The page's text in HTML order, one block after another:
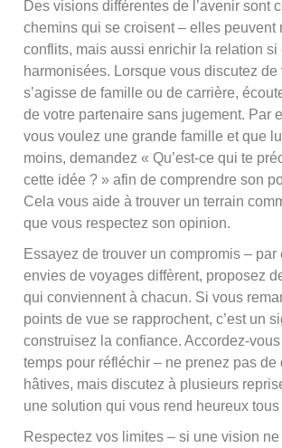
Des visions différentes de l’avenir sont
chemins qui se croisent – elles peuvent
conflits, mais aussi enrichir la relation si
harmonisées. Lorsque vous discutez de
s’agisse de famille ou de carrière,
de votre partenaire sans jugement. Par
vous voulez une grande famille et que
moins, demandez « Qu’est-ce qui te
cette idée ? » afin de comprendre son
Cela vous aide à trouver un terrain
que vous respectez son opinion.
Essayez de trouver un compromis –
envies de voyages diffèrent, proposez
qui conviennent à chacun. Si vous
points de vue se rapprochent, c’est un
construisez la confiance. Accordez-
temps pour réfléchir – ne prenez pas de
hâtives, mais discutez à plusieurs
une solution qui vous rend heureux
Respectez vos limites – si une vision ne